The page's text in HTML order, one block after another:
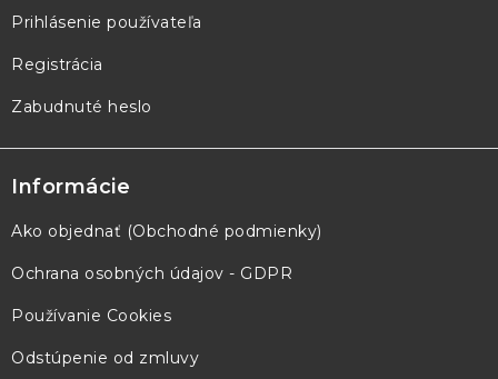
Prihlásenie používateľa
Registrácia
Zabudnuté heslo
Informácie
Ako objednať (Obchodné podmienky)
Ochrana osobných údajov - GDPR
Používanie Cookies
Odstúpenie od zmluvy